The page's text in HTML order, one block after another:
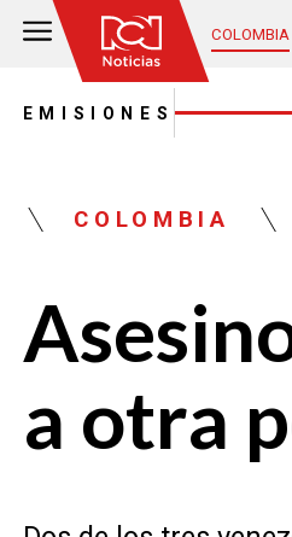
COLOMBIA
EMISIONES
COLOMBIA
a otra